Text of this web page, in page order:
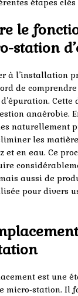
étapes
le
station
à l’installation
de
Cette
anaérobie.
naturellement
les
et en eau. Ce
aussi de
pour divers
est une
micro-station. Il